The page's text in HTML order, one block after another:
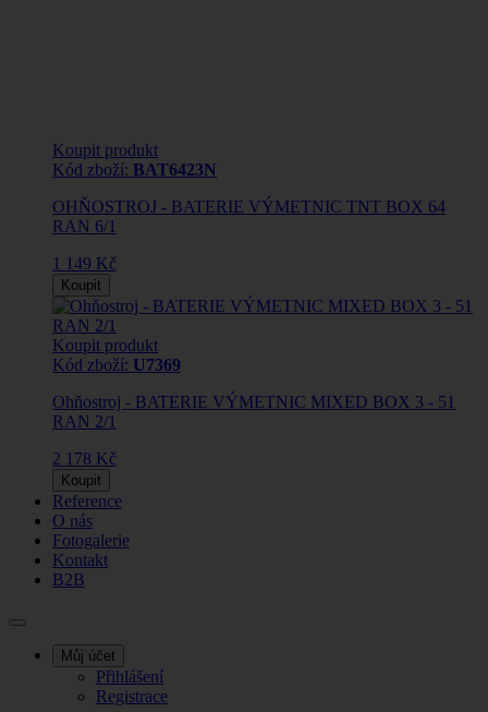
Koupit produkt
Kód zboží: BAT6423N
OHŇOSTROJ - BATERIE VÝMETNIC TNT BOX 64
RAN 6/1
1 149 Kč
Koupit
Koupit produkt
Kód zboží: U7369
Ohňostroj - BATERIE VÝMETNIC MIXED BOX 3 - 51
RAN 2/1
2 178 Kč
Koupit
Reference
O nás
Fotogalerie
Kontakt
B2B
Můj účet
Přihlášení
Registrace